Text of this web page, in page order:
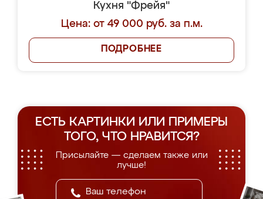
Кухня "Фрейя"
Цена: от 49 000 руб. за п.м.
ПОДРОБНЕЕ
ЕСТЬ КАРТИНКИ ИЛИ ПРИМЕРЫ
ТОГО, ЧТО НРАВИТСЯ?
Присылайте — сделаем также или
лучше!